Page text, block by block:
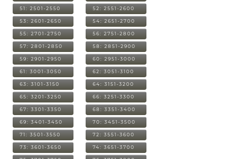
51: 2501-2550 52: 2551-2600
53: 2601-2650 54: 2651-2700
55: 2701-2750 56: 2751-2800
57: 2801-2850 58: 2851-2900
59: 2901-2950 60: 2951-3000
61: 3001-3050 62: 3051-3100
63: 3101-3150 64: 3151-3200
65: 3201-3250 66: 3251-3300
67: 3301-3350 68: 3351-3400
69: 3401-3450 70: 3451-3500
71: 3501-3550 72: 3551-3600
73: 3601-3650 74: 3651-3700